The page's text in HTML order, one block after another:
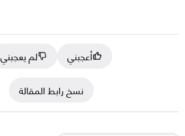
أعجبني
لم يعجبني
نسخ رابط المقالة